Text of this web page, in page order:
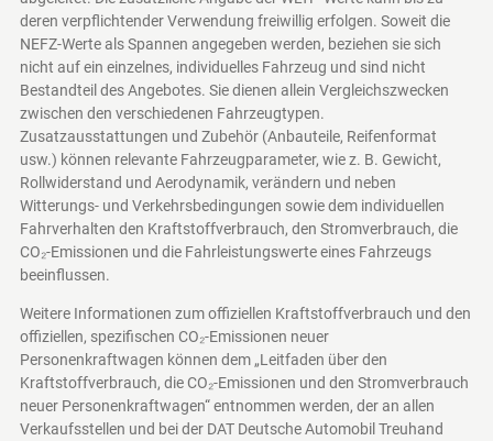
deren verpflichtender Verwendung freiwillig erfolgen. Soweit die
NEFZ-Werte als Spannen angegeben werden, beziehen sie sich
nicht auf ein einzelnes, individuelles Fahrzeug und sind nicht
Bestandteil des Angebotes. Sie dienen allein Vergleichszwecken
zwischen den verschiedenen Fahrzeugtypen.
Zusatzausstattungen und Zubehör (Anbauteile, Reifenformat
usw.) können relevante Fahrzeugparameter, wie z. B. Gewicht,
Rollwiderstand und Aerodynamik, verändern und neben
Witterungs- und Verkehrsbedingungen sowie dem individuellen
Fahrverhalten den Kraftstoffverbrauch, den Stromverbrauch, die
CO₂-Emissionen und die Fahrleistungswerte eines Fahrzeugs
beeinflussen.
Weitere Informationen zum offiziellen Kraftstoffverbrauch und den
offiziellen, spezifischen CO₂-Emissionen neuer
Personenkraftwagen können dem „Leitfaden über den
Kraftstoffverbrauch, die CO₂-Emissionen und den Stromverbrauch
neuer Personenkraftwagen“ entnommen werden, der an allen
Verkaufsstellen und bei der DAT Deutsche Automobil Treuhand